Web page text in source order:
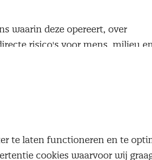
waarin deze opereert, over
risico's voor mens, milieu en
te laten functioneren en te
cookies waarvoor wij